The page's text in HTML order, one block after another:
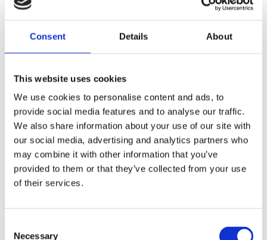
Consent Details About
This website uses cookies
We use cookies to personalise content and ads, to
provide social media features and to analyse our traffic.
We also share information about your use of our site with
our social media, advertising and analytics partners who
may combine it with other information that you’ve
provided to them or that they’ve collected from your use
of their services.
Necessary
rozměry
disposition
5+kk